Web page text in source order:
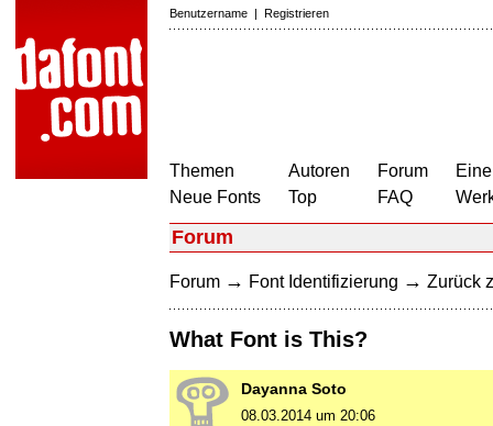
Benutzername | Registrieren
Themen
Neue Fonts
Autoren
Top
Forum
FAQ
Forum
Forum → Font Identifizierung → Zurück
What Font is This?
Dayanna Soto
08.03.2014 um 20:06